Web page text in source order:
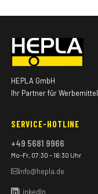
HEPLA GmbH
Ihr Partner für Werbemittel
SERVICE-HOTLINE
+49 5681 9966
Mo–Fr, 07:30 – 16:30 Uhr
info@hepla.de
LinkedIn